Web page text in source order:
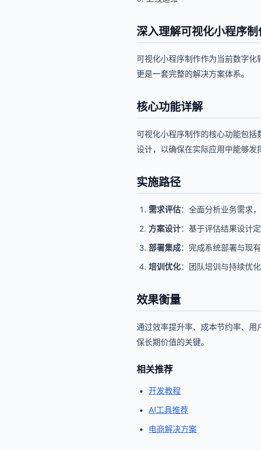
深入理解可视化小程序制
可视化小程序制作作为当前数字化
更是一套完整的解决方案体系。
核心功能详解
可视化小程序制作的核心功能包
设计，以确保在实际应用中能够发
实施路径
需求评估：全面分析业务需求
方案设计：基于评估结果设计
部署集成：完成系统部署与现
培训优化：团队培训与持续优
效果衡量
通过效率提升率、成本节约率、
保长期价值的关键。
相关推荐
开发教程
AI工具推荐
电商解决方案